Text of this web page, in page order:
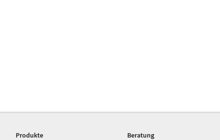
Produkte
Beratung